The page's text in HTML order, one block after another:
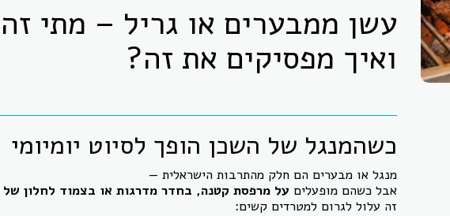
עשן ממבערים או גריל – מתי
ואיך מפסיקים את זה?
כשהמנגל של השכן הופך לסיוט יומיומי
מנגל או מבערים הם חלק מהתרבות הישראלית —
אבל כשהם מופעלים על מרפסת קטנה, בחדר מדרגות או בצמוד לחלון של
זה עלול לגרום למטרדים קשים: